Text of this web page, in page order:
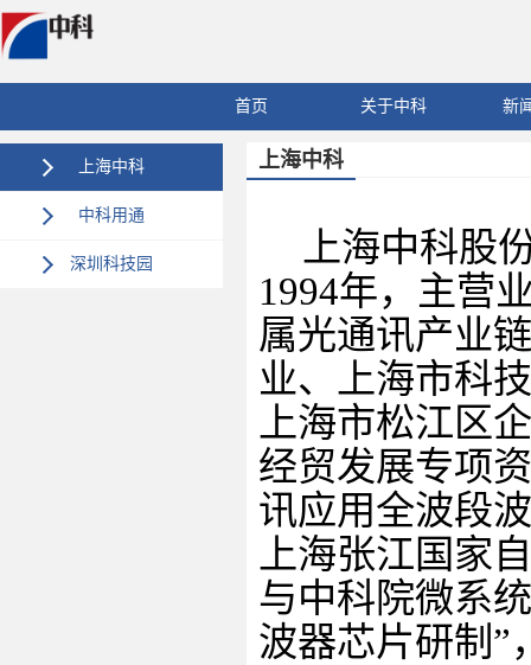
首页 关于中科 新
上海中科
中科用通
深圳科技园
上海中科
上海中科股
1994年，主营
属光通讯产业
业、上海市科
上海市松江区
经贸发展专项
讯应用全波段
上海张江国家
与中科院微系
波器芯片研制”